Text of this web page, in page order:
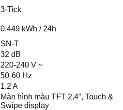
3-Tick
0.449 kWh / 24h
SN-T
32 dB
220-240 V ~
50-60 Hz
1.2 A
Màn hình màu TFT 2,4″, Touch &
Swipe display